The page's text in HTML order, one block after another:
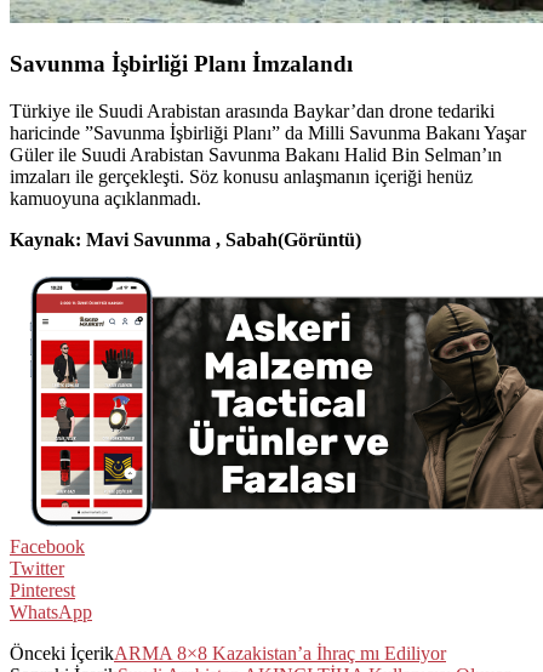
Savunma İşbirliği Planı İmzalandı
Türkiye ile Suudi Arabistan arasında Baykar’dan drone tedariki
haricinde ”Savunma İşbirliği Planı” da Milli Savunma Bakanı Yaşar
Güler ile Suudi Arabistan Savunma Bakanı Halid Bin Selman’ın
imzaları ile gerçekleşti. Söz konusu anlaşmanın içeriği henüz
kamuoyuna açıklanmadı.
Kaynak: Mavi Savunma , Sabah(Görüntü)
Facebook
Twitter
Pinterest
WhatsApp
Önceki İçerikARMA 8×8 Kazakistan’a İhraç mı Ediliyor